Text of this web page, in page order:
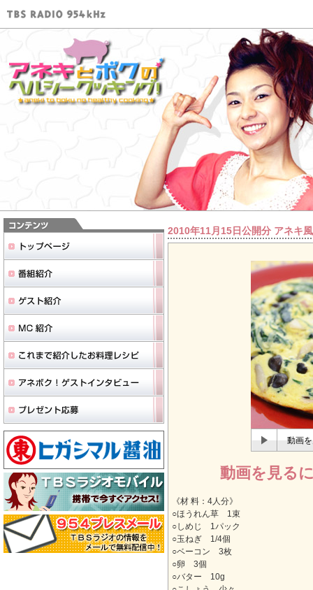
2010年11月15日公開分 アネキ
動画
動画を見る
《材 料：4人分》
○ほうれん草 1束
○しめじ 1パック
○玉ねぎ 1/4個
○ベーコン 3枚
○卵 3個
○バター 10g